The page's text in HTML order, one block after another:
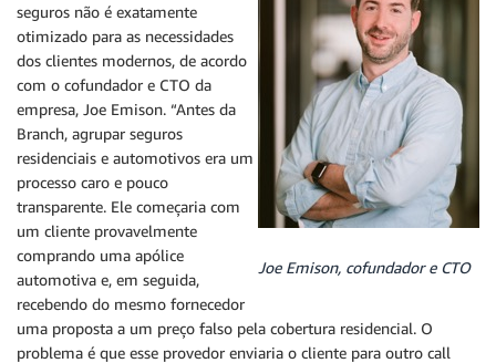
Joe Emison, cofundador e CTO
seguros não é exatamente
otimizado para as necessidades
dos clientes modernos, de acordo
com o cofundador e CTO da
empresa, Joe Emison. “Antes da
Branch, agrupar seguros
residenciais e automotivos era um
processo caro e pouco
transparente. Ele começaria com
um cliente provavelmente
comprando uma apólice
automotiva e, em seguida,
recebendo do mesmo fornecedor
uma proposta a um preço falso pela cobertura residencial. O
problema é que esse provedor enviaria o cliente para outro call